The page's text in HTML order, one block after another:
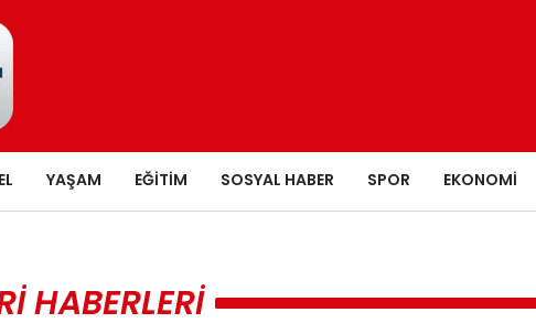
YAŞAM EĞITIM SOSYAL HABER SPOR EKONOMI
HABERLERI